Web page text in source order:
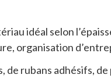
idéal selon
organisation
de rubans adhésifs,